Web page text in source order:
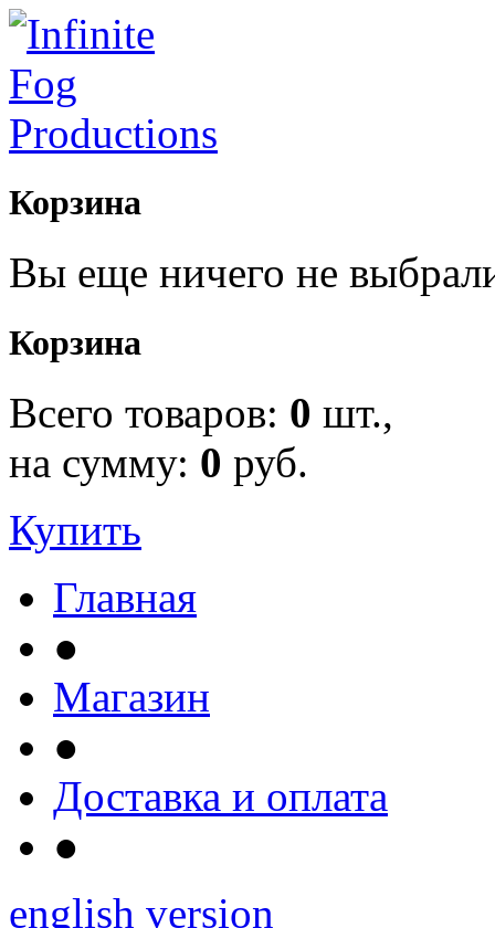
Корзина
Вы еще ничего не
Корзина
Всего товаров: 0 шт.,
на сумму: 0 руб.
Купить
Главная
●
Магазин
●
Доставка и оплата
●
english version